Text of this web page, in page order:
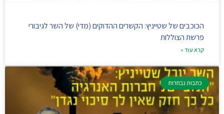
הכוכבים של שטייניץ: הקשרים ההדוקים (מדי) של השר לגיבורי
פרשת הצוללות
קרא עוד »
כתבות נבחרות